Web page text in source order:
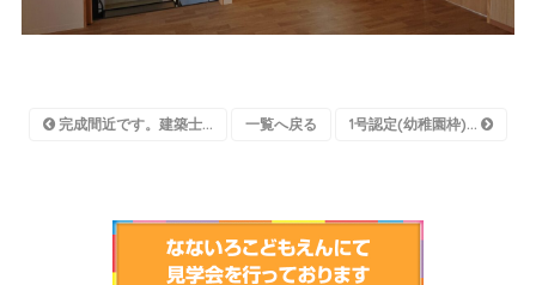
完成間近です。建築士... 一覧へ戻る 1号認定(幼稚園枠)...